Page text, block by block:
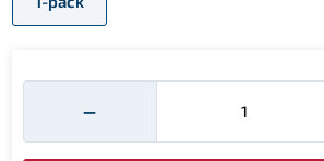
−
Množství